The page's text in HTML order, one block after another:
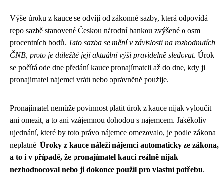
Výše úroku z kauce se odvíjí od zákonné sazby, která odpovídá
repo sazbě stanovené Českou národní bankou zvýšené o osm
procentních bodů. Tato sazba se mění v závislosti na rozhodnutích
ČNB, proto je důležité její aktuální výši pravidelně sledovat. Úrok
se počítá ode dne předání kauce pronajímateli až do dne, kdy ji
pronajímatel nájemci vrátí nebo oprávněně použije.
Pronajímatel nemůže povinnost platit úrok z kauce nijak vyloučit
ani omezit, a to ani vzájemnou dohodou s nájemcem. Jakékoliv
ujednání, které by toto právo nájemce omezovalo, je podle zákona
neplatné. Úroky z kauce náleží nájemci automaticky ze zákona,
a to i v případě, že pronajímatel kauci reálně nijak
nezhodnocoval nebo ji dokonce použil pro vlastní potřebu.